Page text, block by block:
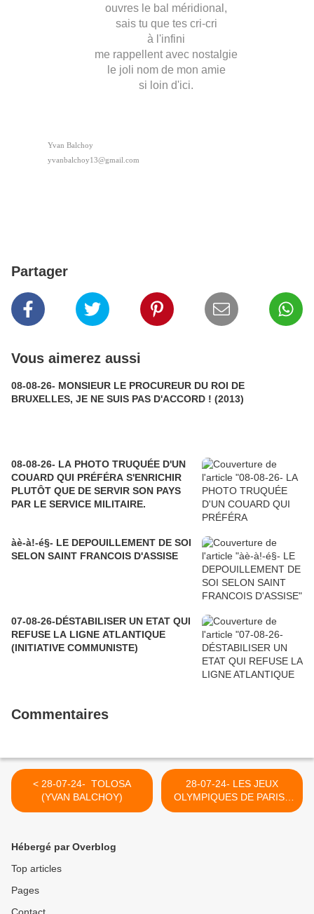
ouvres le bal méridional,
sais tu que tes cri-cri
à l'infini
me rappellent avec nostalgie
le joli nom de mon amie
si loin d'ici.
Yvan Balchoy
yvanbalchoy13@gmail.com
Partager
Vous aimerez aussi
08-08-26- MONSIEUR LE PROCUREUR DU ROI DE
BRUXELLES, JE NE SUIS PAS D'ACCORD ! (2013)
08-08-26- LA PHOTO TRUQUÉE D'UN
COUARD QUI PRÉFÉRA S'ENRICHIR
PLUTÔT QUE DE SERVIR SON PAYS
PAR LE SERVICE MILITAIRE.
àè-à!-é§- LE DEPOUILLEMENT DE SOI
SELON SAINT FRANCOIS D'ASSISE
07-08-26-DÉSTABILISER UN ETAT QUI
REFUSE LA LIGNE ATLANTIQUE
(INITIATIVE COMMUNISTE)
Commentaires
< 28-07-24- TOLOSA
(YVAN BALCHOY)
28-07-24- LES JEUX
OLYMPIQUES DE PARIS :
LE CHAMPIONNAT DE LA
Hébergé par Overblog
Top articles
Pages